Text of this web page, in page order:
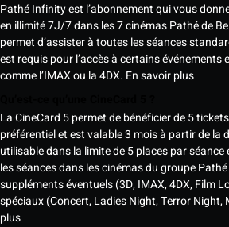
Pathé Infinity est l’abonnement qui vous
en illimité 7J/7 dans les 7 cinémas Pathé de
permet d’assister à toutes les séances
est requis pour l’accès à certains événements
comme l’IMAX ou la 4DX. En savoir plus
La CineCard 5 permet de bénéficier de 5
préférentiel et est valable 3 mois à partir de la
utilisable dans la limite de 5 places par
les séances dans les cinémas du groupe
suppléments éventuels (3D, IMAX, 4DX, Film
spéciaux (Concert, Ladies Night, Terror Night,
plus